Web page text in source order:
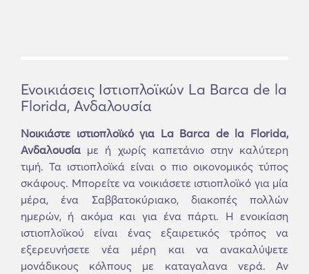
Ενοικιάσεις Ιστιοπλοϊκών La Barca de la
Florida, Ανδαλουσία
Νοικιάστε ιστιοπλοϊκό για La Barca de la Florida,
Ανδαλουσία με ή χωρίς καπετάνιο στην καλύτερη
τιμή. Τα ιστιοπλοϊκά είναι ο πιο οικονομικός τύπος
σκάφους. Μπορείτε να νοικιάσετε ιστιοπλοϊκό για μία
μέρα, ένα Σαββατοκύριακο, διακοπές πολλών
ημερών, ή ακόμα και για ένα πάρτι. Η ενοικίαση
ιστιοπλοϊκού είναι ένας εξαιρετικός τρόπος να
εξερευνήσετε νέα μέρη και να ανακαλύψετε
μονάδικους κόλπους με καταγαλανα νερά. Αν